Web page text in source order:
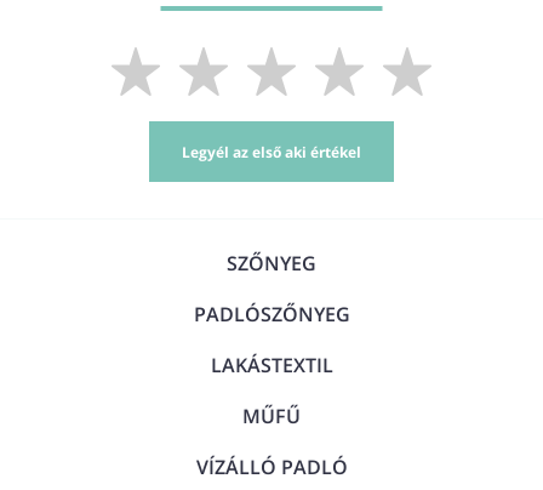
Legyél az első aki értékel
SZŐNYEG
PADLÓSZŐNYEG
LAKÁSTEXTIL
MŰFŰ
VÍZÁLLÓ PADLÓ